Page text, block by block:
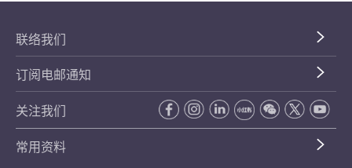
联络我们
订阅电邮通知
关注我们
常用资料